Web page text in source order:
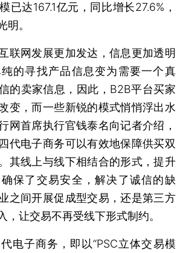
已达167.1亿元，同比增长27.6%，
明。
网发展更加发达，信息更加透明
的寻找产品信息变为需要一个真
的卖家信息，因此，B2B平台买家
变，而一些新锐的模式悄悄浮出水
网首席执行官钱泰名向记者介绍，
代电子商务可以有效地保障供买双
其线上与线下相结合的形式，提升
保了交易安全，解决了诚信的缺
之间开展促成型交易，还是第三方
，让交易不再受线下形式制约。
子商务，即以“PSC立体交易模